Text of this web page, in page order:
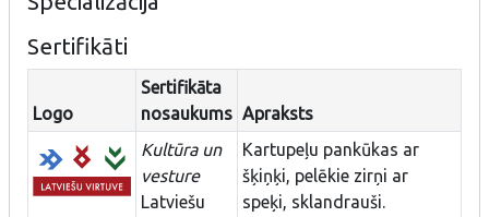
Sertifikāti
Logo
Sertifikāta
nosaukums Apraksts
Kultūra un
vesture
Latviešu
Kartupeļu pankūkas ar
šķiņķi, pelēkie zirņi ar
speķi, sklandrauši.